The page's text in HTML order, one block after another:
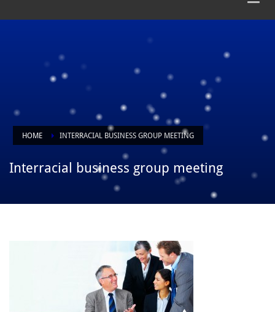
HOME INTERRACIAL BUSINESS GROUP MEETING
Interracial business group meeting